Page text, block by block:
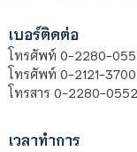
เบอร์ติดต่อ
โทรศัพท์ 0-2280-
โทรศัพท์ 0-2121-
โทรสาร 0-2280-0552
เวลาทำการ